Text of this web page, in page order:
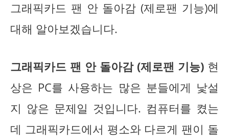
그래픽카드 팬 안 돌아감 (제로팬 기능)에
대해 알아보겠습니다.
그래픽카드 팬 안 돌아감 (제로팬 기능) 현
상은 PC를 사용하는 많은 분들에게 낯설
지 않은 문제일 것입니다. 컴퓨터를 켰는
데 그래픽카드에서 평소와 다르게 팬이 돌